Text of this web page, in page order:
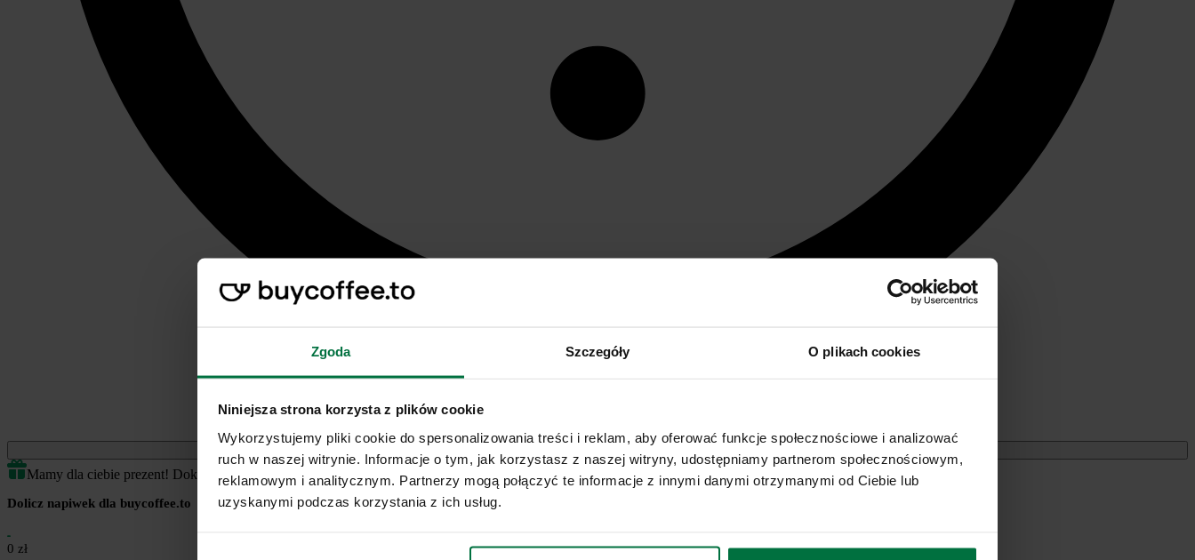
Zgoda Szczegóły O plikach cookies
Niniejsza strona korzysta z plików cookie
Wykorzystujemy pliki cookie do spersonalizowania treści i reklam, aby oferować funkcje społecznościowe i analizować
ruch w naszej witrynie. Informacje o tym, jak korzystasz z naszej witryny, udostępniamy partnerom społecznościowym,
reklamowym i analitycznym. Partnerzy mogą połączyć te informacje z innymi danymi otrzymanymi od Ciebie lub
uzyskanymi podczas korzystania z ich usług.
Jednorazowe
Mamy dla ciebie prezent! Dokończ transakcję by odblokować.
Dolicz napiwek dla buycoffee.to
0 zł